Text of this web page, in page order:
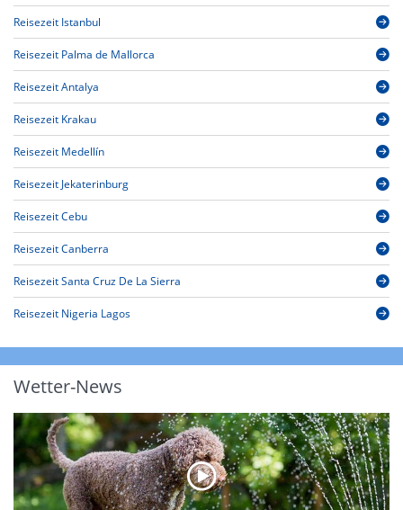
Reisezeit Istanbul
Reisezeit Palma de Mallorca
Reisezeit Antalya
Reisezeit Krakau
Reisezeit Medellín
Reisezeit Jekaterinburg
Reisezeit Cebu
Reisezeit Canberra
Reisezeit Santa Cruz De La Sierra
Reisezeit Nigeria Lagos
Wetter-News